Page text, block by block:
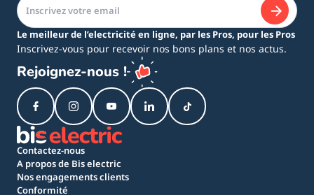
Le meilleur de l’electricité en ligne, par les Pros, pour les Pros
Inscrivez-vous pour recevoir nos bons plans et nos actus.
Rejoignez-nous !
Contactez-nous
A propos de Bis electric
Nos engagements clients
Conformité